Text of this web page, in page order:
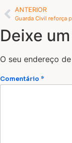
ANTERIOR
Guarda Civil reforça
Deixe
O seu endereço
Comentário *